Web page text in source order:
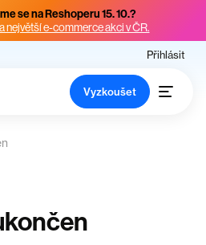
se na Reshoperu 15. 10.?
největší e-commerce akci v ČR.
Přihlásit
Vyzkoušet